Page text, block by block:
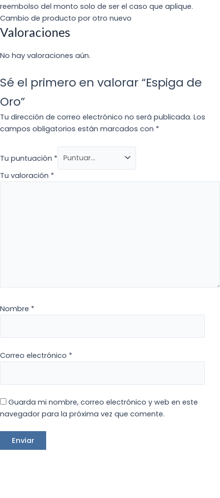
reembolso del monto solo de ser el caso que aplique.
Cambio de producto por otro nuevo
Valoraciones
No hay valoraciones aún.
Sé el primero en valorar “Espiga de
Oro”
Tu dirección de correo electrónico no será publicada. Los
campos obligatorios están marcados con *
Tu puntuación *
Tu valoración *
Nombre *
Correo electrónico *
Guarda mi nombre, correo electrónico y web en este
navegador para la próxima vez que comente.